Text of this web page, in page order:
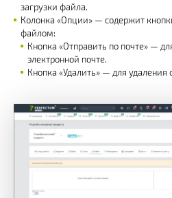
загрузки файла.
Колонка «Опции» — содержит
файлом:
Кнопка «Отправить по почте» —
электронной почте.
Кнопка «Удалить» — для удаления